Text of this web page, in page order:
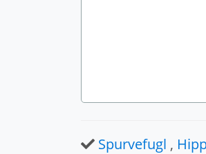
Spurvefugl ,